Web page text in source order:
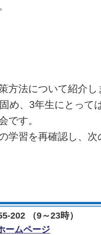
方法について紹介
め、3年生にとって
です。
学習を再確認し、
202 （9～23時）
ームページ